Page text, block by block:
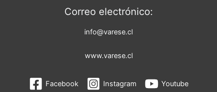
Correo electrónico:
info@varese.cl
www.varese.cl
Facebook Instagram Youtube